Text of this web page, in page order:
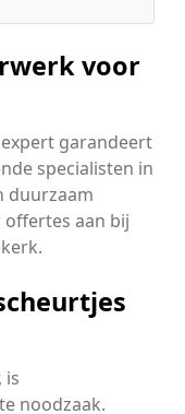
voor
garandeert
specialisten in
duurzaam
aan bij
is
noodzaak.